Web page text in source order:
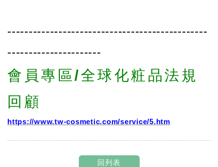
-----------------------------------------------
----------------------
會員專區/全球化粧品法規
回顧
https://www.tw-cosmetic.com/service/5.htm
回列表